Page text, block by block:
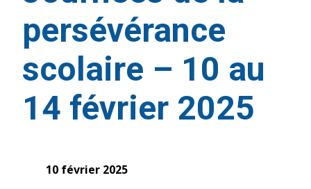
persévérance
scolaire – 10 au
14 février 2025
10 février 2025